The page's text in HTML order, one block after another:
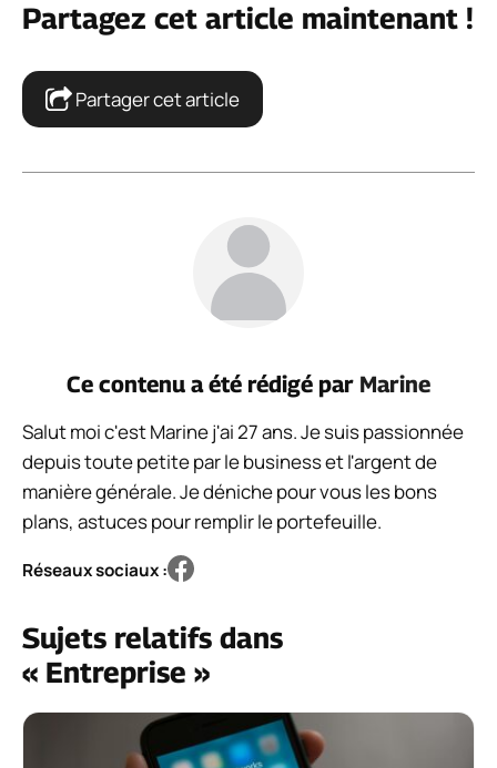
Partagez cet article maintenant !
Partager cet article
Ce contenu a été rédigé par Marine
Salut moi c'est Marine j'ai 27 ans. Je suis passionnée
depuis toute petite par le business et l'argent de
manière générale. Je déniche pour vous les bons
plans, astuces pour remplir le portefeuille.
Réseaux sociaux :
Sujets relatifs dans
« Entreprise »